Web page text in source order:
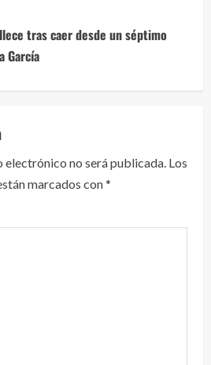
tras caer desde un séptimo
García
electrónico no será publicada. Los
marcados con*